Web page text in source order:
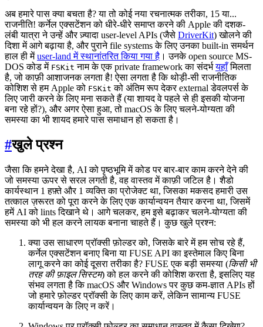
अब हमारे पास क्या बचता है? या तो कोई नया रचनात्मक तरीका, 15 या...
राजनीति! कर्नेल एक्सटेंशन को धीरे-धीरे समाप्त करने की Apple की दशक-
लंबी यात्रा ने उन्हें और ज़्यादा user-level APIs (जैसे DriverKit) खोलने की
दिशा में आगे बढ़ाया है, और पुराने file systems के लिए उनका built-in समर्थन
हाल ही मेंuser-land में स्थानांतरित किया गया है । उनके open source MS-
DOS कोड में FSKit नाम के एक private framework का संदर्भयहाँमिलता
है, जो काफ़ी आशाजनक लगता है! ऐसा लगता है कि थोड़ी-सी राजनीतिक
कोशिश से हम Apple को FSKit को अंतिम रूप देकर external डेवलपर्स के
लिए जारी करने के लिए मना सकते हैं (या शायद वे पहले से ही इसकी योजना
बना रहे हों?), और अगर ऐसा हुआ, तो macOS के लिए चलने-योग्यता की
समस्या का भी शायद हमारे पास समाधान हो सकता है।
#खुले प्रश्न
जैसा कि हमने देखा है, AI को पृष्ठभूमि में कोड पर बार-बार काम करने देने की
जो समस्या ऊपर से सरल लगती है, वह वास्तव में काफ़ी जटिल है। शैडो
कार्यस्थान 1 हफ़्ते और 1 व्यक्ति का प्रोजेक्ट था, जिसका मकसद हमारी उस
तत्काल ज़रूरत को पूरा करने के लिए एक कार्यान्वयन तैयार करना था, जिसमें
हमें AI को lints दिखाने थे। आगे चलकर, हम इसे बढ़ाकर चलने-योग्यता की
समस्या को भी हल करने लायक बनाना चाहते हैं। कुछ खुले प्रश्न:
क्या उस साधारण प्रॉक्सी फ़ोल्डर को, जिसके बारे में हम सोच रहे हैं,
कर्नेल एक्सटेंशन बनाए बिना या FUSE API का इस्तेमाल किए बिना
लागू करने का कोई दूसरा तरीका है? FUSE एक बड़ी समस्या (किसी भी
तरह की फ़ाइल सिस्टम) को हल करने की कोशिश करता है, इसलिए यह
संभव लगता है कि macOS और Windows पर कुछ कम-ज्ञात APIs हों
जो हमारे फ़ोल्डर प्रॉक्सी के लिए काम करें, लेकिन सामान्य FUSE
कार्यान्वयन के लिए न करें।